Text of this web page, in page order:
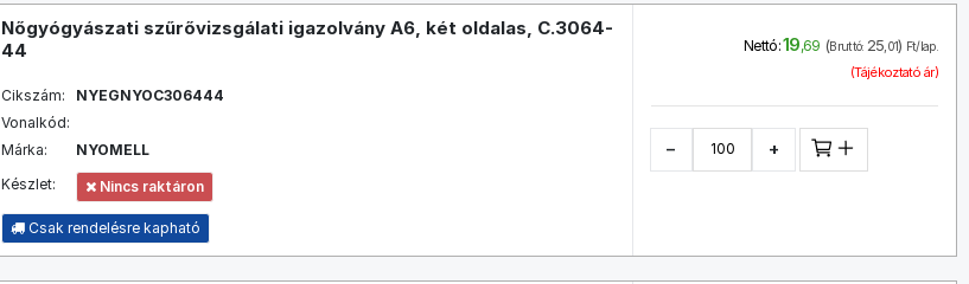
Nőgyógyászati szűrővizsgálati igazolvány A6, két oldalas, C.3064-
44
Cikszám:
NYEGNYOC306444
Vonalkód:
Márka:
NYOMELL
Készlet:
Nincs raktáron
Csak rendelésre kapható
Nettó:19,69 (Bruttó: 25,01) Ft/lap.
(Tájékoztató ár)
− +